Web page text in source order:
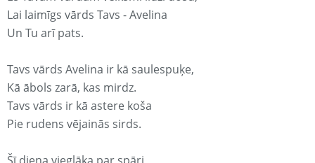
Lai laimīgs vārds Tavs - Avelina
Un Tu arī pats.
Tavs vārds Avelina ir kā saulespuķe,
Kā ābols zarā, kas mirdz.
Tavs vārds ir kā astere koša
Pie rudens vējainās sirds.